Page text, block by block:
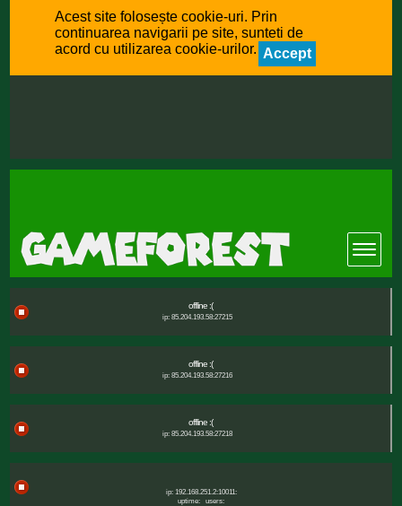
Acest site folosește cookie-uri. Prin
continuarea navigarii pe site, sunteti de
acord cu utilizarea cookie-urilor. Accept
offline :(
ip: 85.204.193.58:27215
offline :(
ip: 85.204.193.58:27216
offline :(
ip: 85.204.193.58:27218
ip: 192.168.251.2:10011:
uptime:
users: